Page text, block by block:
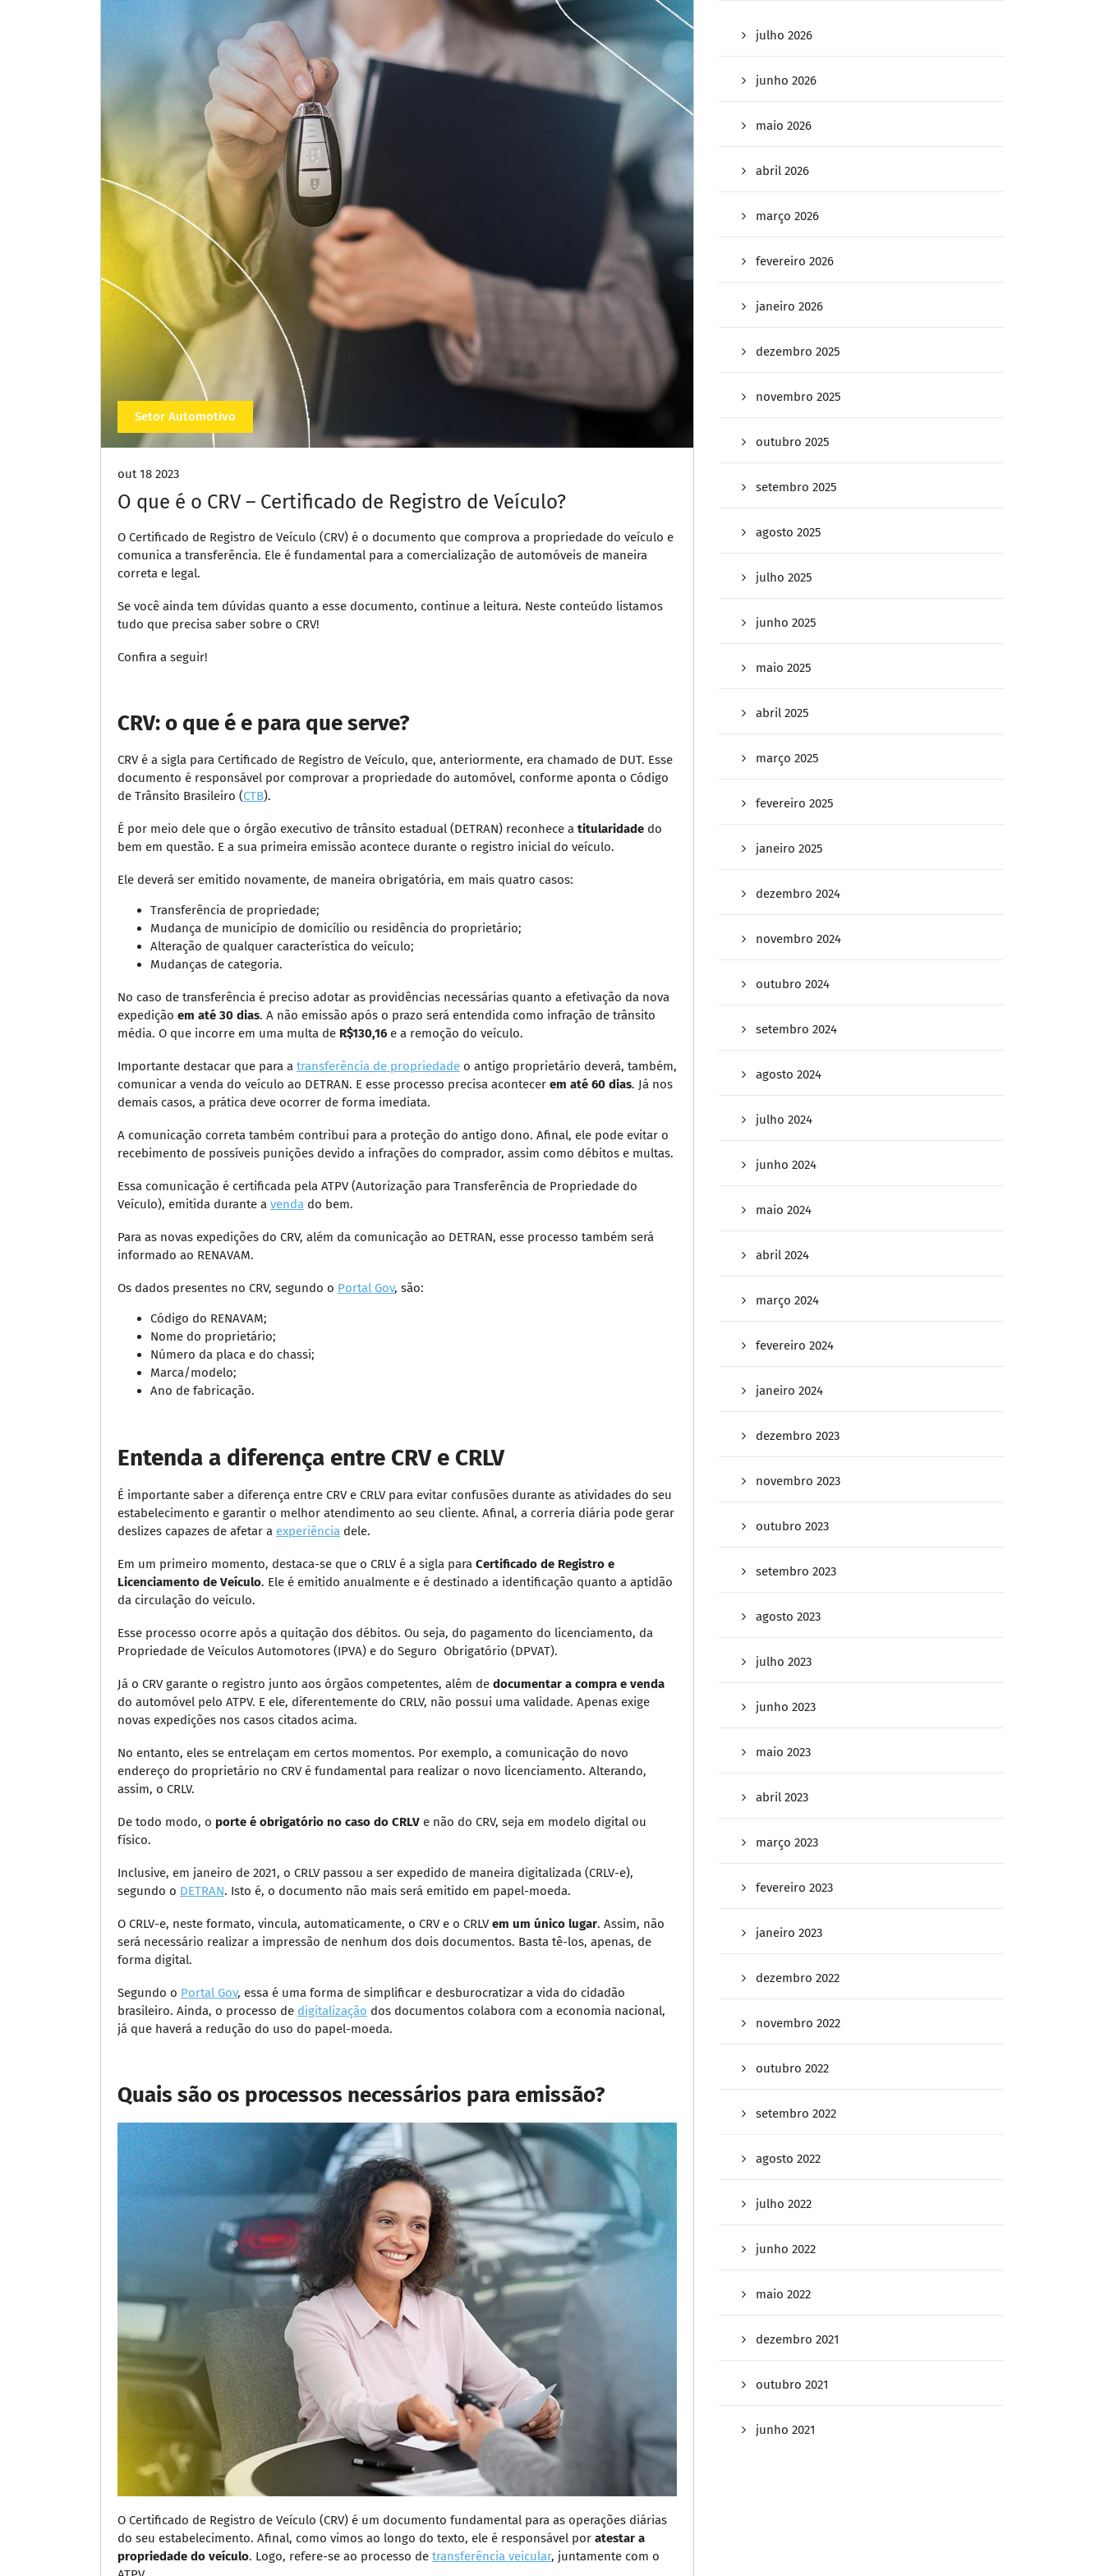
Setor Automotivo
out 18 2023
O que é o CRV – Certificado de Registro de Veículo?
O Certificado de Registro de Veículo (CRV) é o documento que comprova a propriedade do veículo e
comunica a transferência. Ele é fundamental para a comercialização de automóveis de maneira
correta e legal.
Se você ainda tem dúvidas quanto a esse documento, continue a leitura. Neste conteúdo listamos
tudo que precisa saber sobre o CRV!
Confira a seguir!
CRV: o que é e para que serve?
CRV é a sigla para Certificado de Registro de Veículo, que, anteriormente, era chamado de DUT. Esse
documento é responsável por comprovar a propriedade do automóvel, conforme aponta o Código
de Trânsito Brasileiro (CTB).
É por meio dele que o órgão executivo de trânsito estadual (DETRAN) reconhece a titularidade do
bem em questão. E a sua primeira emissão acontece durante o registro inicial do veículo.
Ele deverá ser emitido novamente, de maneira obrigatória, em mais quatro casos:
Transferência de propriedade;
Mudança de município de domicílio ou residência do proprietário;
Alteração de qualquer característica do veículo;
Mudanças de categoria.
No caso de transferência é preciso adotar as providências necessárias quanto a efetivação da nova
expedição em até 30 dias. A não emissão após o prazo será entendida como infração de trânsito
média. O que incorre em uma multa de R$130,16 e a remoção do veículo.
Importante destacar que para a transferência de propriedade o antigo proprietário deverá, também,
comunicar a venda do veículo ao DETRAN. E esse processo precisa acontecer em até 60 dias. Já nos
demais casos, a prática deve ocorrer de forma imediata.
A comunicação correta também contribui para a proteção do antigo dono. Afinal, ele pode evitar o
recebimento de possíveis punições devido a infrações do comprador, assim como débitos e multas.
Essa comunicação é certificada pela ATPV (Autorização para Transferência de Propriedade do
Veículo), emitida durante a venda do bem.
Para as novas expedições do CRV, além da comunicação ao DETRAN, esse processo também será
informado ao RENAVAM.
Os dados presentes no CRV, segundo o Portal Gov, são:
Código do RENAVAM;
Nome do proprietário;
Número da placa e do chassi;
Marca/modelo;
Ano de fabricação.
Entenda a diferença entre CRV e CRLV
É importante saber a diferença entre CRV e CRLV para evitar confusões durante as atividades do seu
estabelecimento e garantir o melhor atendimento ao seu cliente. Afinal, a correria diária pode gerar
deslizes capazes de afetar a experiência dele.
Em um primeiro momento, destaca-se que o CRLV é a sigla para Certificado de Registro e
Licenciamento de Veículo. Ele é emitido anualmente e é destinado a identificação quanto a aptidão
da circulação do veículo.
Esse processo ocorre após a quitação dos débitos. Ou seja, do pagamento do licenciamento, da
Propriedade de Veículos Automotores (IPVA) e do Seguro Obrigatório (DPVAT).
Já o CRV garante o registro junto aos órgãos competentes, além de documentar a compra e venda
do automóvel pelo ATPV. E ele, diferentemente do CRLV, não possui uma validade. Apenas exige
novas expedições nos casos citados acima.
No entanto, eles se entrelaçam em certos momentos. Por exemplo, a comunicação do novo
endereço do proprietário no CRV é fundamental para realizar o novo licenciamento. Alterando,
assim, o CRLV.
De todo modo, o porte é obrigatório no caso do CRLV e não do CRV, seja em modelo digital ou
físico.
Inclusive, em janeiro de 2021, o CRLV passou a ser expedido de maneira digitalizada (CRLV-e),
segundo o DETRAN. Isto é, o documento não mais será emitido em papel-moeda.
O CRLV-e, neste formato, vincula, automaticamente, o CRV e o CRLV em um único lugar. Assim, não
será necessário realizar a impressão de nenhum dos dois documentos. Basta tê-los, apenas, de
forma digital.
Segundo o Portal Gov, essa é uma forma de simplificar e desburocratizar a vida do cidadão
brasileiro. Ainda, o processo de digitalização dos documentos colabora com a economia nacional,
já que haverá a redução do uso do papel-moeda.
Quais são os processos necessários para emissão?
O Certificado de Registro de Veículo (CRV) é um documento fundamental para as operações diárias
do seu estabelecimento. Afinal, como vimos ao longo do texto, ele é responsável por atestar a
propriedade do veículo. Logo, refere-se ao processo de transferência veicular, juntamente com o
julho 2026
junho 2026
maio 2026
abril 2026
março 2026
fevereiro 2026
janeiro 2026
dezembro 2025
novembro 2025
outubro 2025
setembro 2025
agosto 2025
julho 2025
junho 2025
maio 2025
abril 2025
março 2025
fevereiro 2025
janeiro 2025
dezembro 2024
novembro 2024
outubro 2024
setembro 2024
agosto 2024
julho 2024
junho 2024
maio 2024
abril 2024
março 2024
fevereiro 2024
janeiro 2024
dezembro 2023
novembro 2023
outubro 2023
setembro 2023
agosto 2023
julho 2023
junho 2023
maio 2023
abril 2023
março 2023
fevereiro 2023
janeiro 2023
dezembro 2022
novembro 2022
outubro 2022
setembro 2022
agosto 2022
julho 2022
junho 2022
maio 2022
dezembro 2021
outubro 2021
junho 2021